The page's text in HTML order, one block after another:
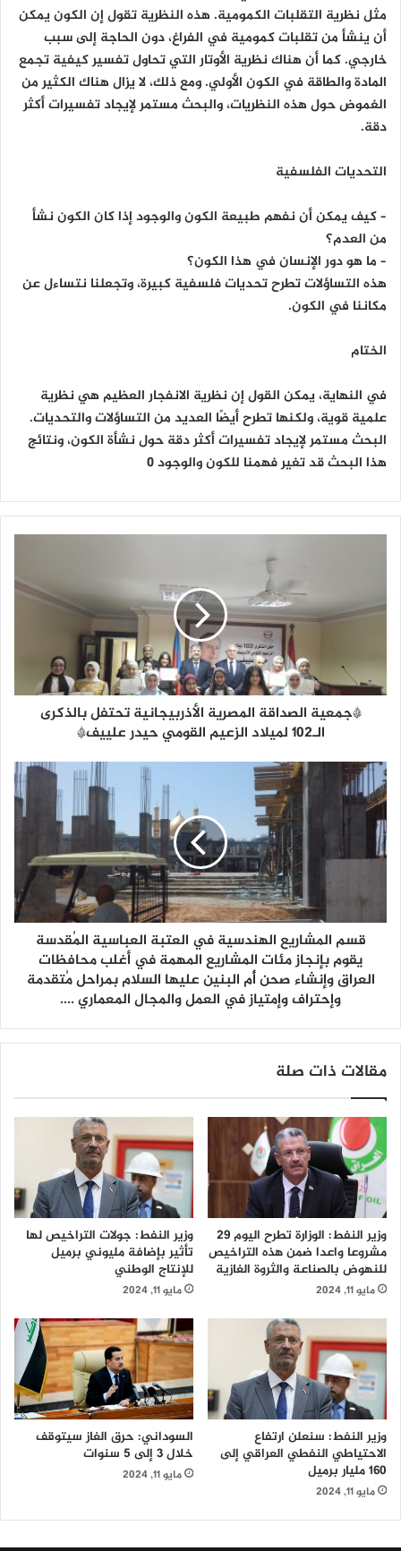
مثل نظرية التقلبات الكمومية. هذه النظرية تقول إن الكون يمكن
أن ينشأ من تقلبات كمومية في الفراغ، دون الحاجة إلى سبب
خارجي. كما أن هناك نظرية الأوتار التي تحاول تفسير كيفية تجمع
المادة والطاقة في الكون الأولي. ومع ذلك، لا يزال هناك الكثير من
الغموض حول هذه النظريات، والبحث مستمر لإيجاد تفسيرات أكثر
دقة.
التحديات الفلسفية
– كيف يمكن أن نفهم طبيعة الكون والوجود إذا كان الكون نشأ
من العدم؟
– ما هو دور الإنسان في هذا الكون؟
هذه التساؤلات تطرح تحديات فلسفية كبيرة، وتجعلنا نتساءل عن
مكاننا في الكون.
الختام
في النهاية، يمكن القول إن نظرية الانفجار العظيم هي نظرية
علمية قوية، ولكنها تطرح أيضًا العديد من التساؤلات والتحديات.
البحث مستمر لإيجاد تفسيرات أكثر دقة حول نشأة الكون، ونتائج
هذا البحث قد تغير فهمنا للكون والوجود ٠
ع
ي
ص
ة
ا
ل
م
ص
ر
ا
ي
ا
ي
ح
ف
ل
ب
ا
ل
ذ
ك
ر
ى
ل
ـ
0
2
ل
ي
*جمعية الصداقة المصرية الأذربيجانية تحتفل بالذكرى
الـ102 لميلاد الزعيم القومي حيدر علييف*
ق
س
م
ا
ل
م
ر
ن
س
ي
ا
ع
ت
ب
ة
ا
ل
ع
ب
ا
س
ي
ة
ل
مُ
ق
س
قسم المشاريع الهندسية في العتبة العباسية المُقدسة
يقوم بإنجاز مئات المشاريع المهمة في أغلب محافظات
العراق وإنشاء صحن أُم البنين عليها السلام بمراحل مُتقدمة
وإحتراف وإمتياز في العمل والمجال المعماري ....
مقالات ذات صلة
وزير النفط: الوزارة تطرح اليوم 29
مشروعا واعدا ضمن هذه التراخيص
للنهوض بالصناعة والثروة الغازية
مايو 11, 2024
وزير النفط: جولات التراخيص لها
تأثير بإضافة مليوني برميل
للإنتاج الوطني
مايو 11, 2024
وزير النفط: سنعلن ارتفاع
الاحتياطي النفطي العراقي إلى
160 مليار برميل
مايو 11, 2024
السوداني: حرق الغاز سيتوقف
خلال 3 إلى 5 سنوات
مايو 11, 2024